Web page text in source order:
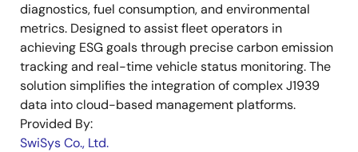
diagnostics, fuel consumption, and environmental
metrics. Designed to assist fleet operators in
achieving ESG goals through precise carbon emission
tracking and real-time vehicle status monitoring. The
solution simplifies the integration of complex J1939
data into cloud-based management platforms.
Provided By:
SwiSys Co., Ltd.